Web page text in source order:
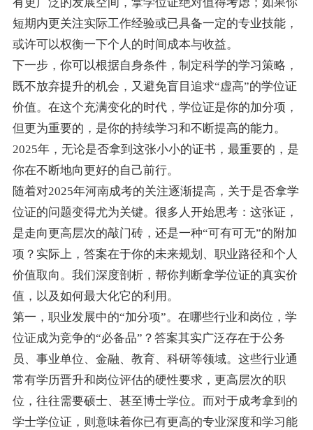
有更广泛的发展空间，拿学位证绝对值得考虑；如果你
短期内更关注实际工作经验或已具备一定的专业技能，
或许可以权衡一下个人的时间成本与收益。
下一步，你可以根据自身条件，制定科学的学习策略，
既不放弃提升的机会，又避免盲目追求“虚高”的学位证
价值。在这个充满变化的时代，学位证是你的加分项，
但更为重要的，是你的持续学习和不断提高的能力。
2025年，无论是否拿到这张小小的证书，最重要的，是
你在不断地向更好的自己前行。
随着对2025年河南成考的关注逐渐提高，关于是否拿学
位证的问题变得尤为关键。很多人开始思考：这张证，
是走向更高层次的敲门砖，还是一种“可有可无”的附加
项？实际上，答案在于你的未来规划、职业路径和个人
价值取向。我们深度剖析，帮你判断拿学位证的真实价
值，以及如何最大化它的利用。
第一，职业发展中的“加分项”。在哪些行业和岗位，学
位证成为竞争的“必备品”？答案其实广泛存在于公务
员、事业单位、金融、教育、科研等领域。这些行业通
常有学历晋升和岗位评估的硬性要求，更高层次的职
位，往往需要硕士、甚至博士学位。而对于成考拿到的
学士学位证，则意味着你已有更高的专业深度和学习能